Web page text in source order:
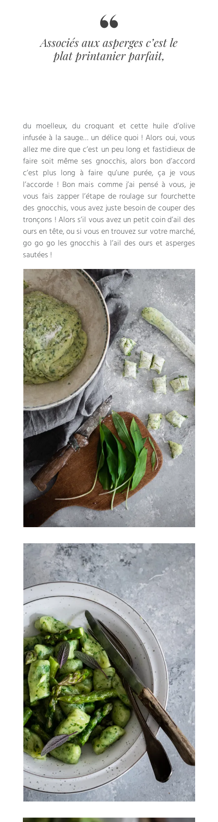
Associés aux asperges c’est le
plat printanier parfait,
du moelleux, du croquant et cette huile d’olive
infusée à la sauge… un délice quoi ! Alors oui, vous
allez me dire que c’est un peu long et fastidieux de
faire soit même ses gnocchis, alors bon d’accord
c’est plus long à faire qu’une purée, ça je vous
l’accorde ! Bon mais comme j’ai pensé à vous, je
vous fais zapper l’étape de roulage sur fourchette
des gnocchis, vous avez juste besoin de couper des
tronçons ! Alors s’il vous avez un petit coin d’ail des
ours en tête, ou si vous en trouvez sur votre marché,
go go go les gnocchis à l’ail des ours et asperges
sautées !